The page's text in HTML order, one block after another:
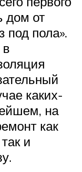
дом от
под пола».
каких-
на
как
и